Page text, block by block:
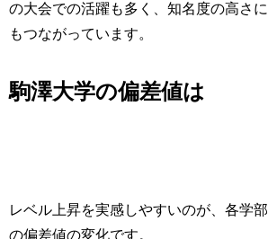
の大会での活躍も多く、知名度の高さに
もつながっています。
駒澤大学の偏差値は
レベル上昇を実感しやすいのが、各学部
の偏差値の変化です。